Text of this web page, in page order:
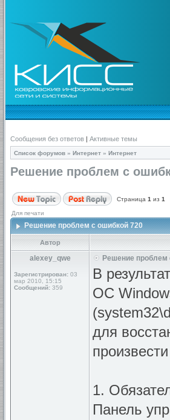
Сообщения без ответов | Активные темы
Список форумов » Интернет » Интернет
Решение проблем с
Страница 1 из 1
Для печати
Решение проблем с ошибкой 720
Автор
alexey_qwe
Зарегистрирован: 03
мар 2010, 15:15
Сообщений: 359
Решение проблем
В
ОС
для
1.
Панель